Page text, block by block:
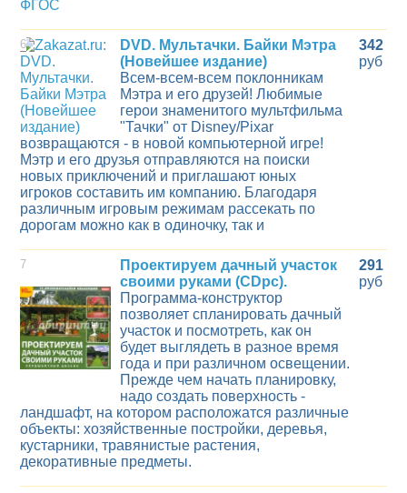
6
DVD. Мультачки. Байки Мэтра
(Новейшее издание)
Всем-всем-всем поклонникам
Мэтра и его друзей! Любимые
герои знаменитого мультфильма
"Тачки" от Disney/Pixar
возвращаются - в новой компьютерной игре!
Мэтр и его друзья отправляются на поиски
новых приключений и приглашают юных
игроков составить им компанию. Благодаря
различным игровым режимам рассекать по
дорогам можно как в одиночку, так и
342
руб
7
Проектируем дачный участок
своими руками (CDpc).
Программа-конструктор
позволяет спланировать дачный
участок и посмотреть, как он
будет выглядеть в разное время
года и при различном освещении.
Прежде чем начать планировку,
надо создать поверхность -
ландшафт, на котором расположатся различные
объекты: хозяйственные постройки, деревья,
кустарники, травянистые растения,
декоративные предметы.
291
руб